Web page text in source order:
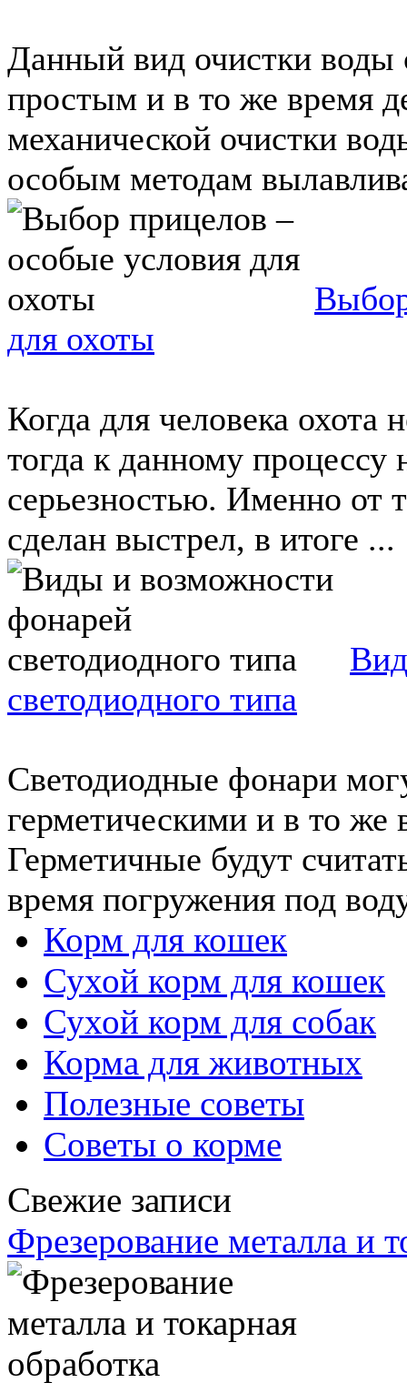
Данный вид очистки воды
простым и в то же время
механической очистки
особым методам
для охоты
Когда для человека охота
тогда к данному
серьезностью. Именно от
сделан выстрел, в итоге ...
светодиодного типа
Светодиодные фонари
герметическими и в то
Герметичные будут
время погружения под
Корм для кошек
Сухой корм для кошек
Сухой корм для собак
Корма для животных
Полезные советы
Советы о корме
Свежие записи
Фрезерование металла и